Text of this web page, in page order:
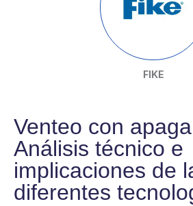
FIKE
Venteo con
Análisis técnico e
implicaciones de
diferentes